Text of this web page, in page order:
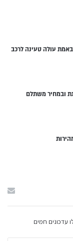
עולה טעינה לרכב
עדכונים חמים